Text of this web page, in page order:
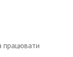
працювати